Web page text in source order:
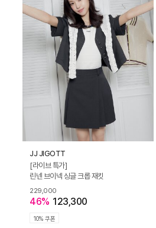
JJ JIGOTT
[라이브 특가]
린넨 브이넥 싱글 크롭 재킷
229,000
46% 123,300
10% 쿠폰